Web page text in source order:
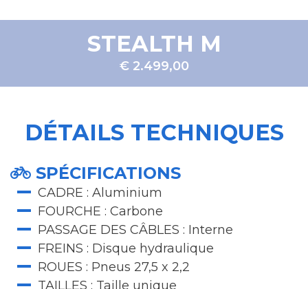
STEALTH M
€ 2.499,00
DÉTAILS TECHNIQUES
SPÉCIFICATIONS
CADRE : Aluminium
FOURCHE : Carbone
PASSAGE DES CÂBLES : Interne
FREINS : Disque hydraulique
ROUES : Pneus 27,5 x 2,2
TAILLES : Taille unique